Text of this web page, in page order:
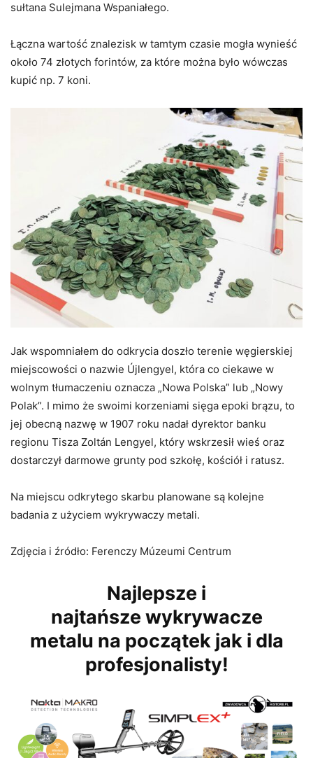
sułtana Sulejmana Wspaniałego.
Łączna wartość znalezisk w tamtym czasie mogła wynieść
około 74 złotych forintów, za które można było wówczas
kupić np. 7 koni.
Jak wspomniałem do odkrycia doszło terenie węgierskiej
miejscowości o nazwie Újlengyel, która co ciekawe w
wolnym tłumaczeniu oznacza „Nowa Polska” lub „Nowy
Polak”. I mimo że swoimi korzeniami sięga epoki brązu, to
jej obecną nazwę w 1907 roku nadał dyrektor banku
regionu Tisza Zoltán Lengyel, który wskrzesił wieś oraz
dostarczył darmowe grunty pod szkołę, kościół i ratusz.
Na miejscu odkrytego skarbu planowane są kolejne
badania z użyciem wykrywaczy metali.
Zdjęcia i źródło: Ferenczy Múzeumi Centrum
Najlepsze i
najtańsze wykrywacze
metalu na początek jak i dla
profesjonalisty!